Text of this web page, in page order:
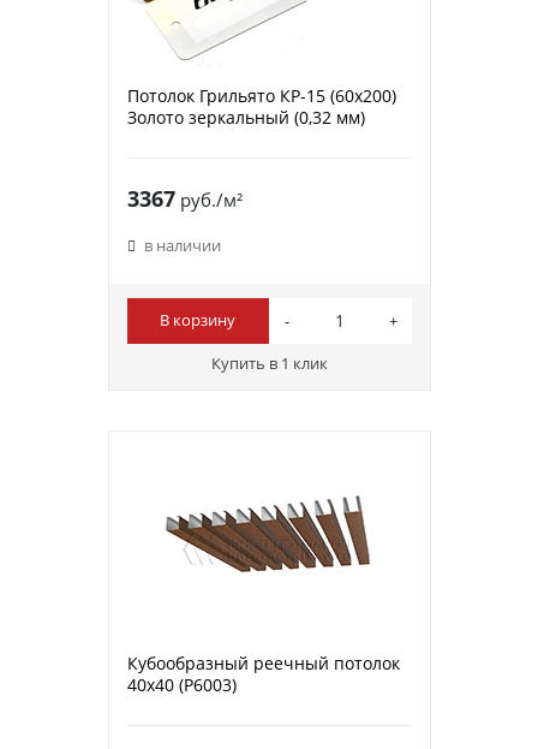
Потолок Грильято КР-15 (60х200)
Золото зеркальный (0,32 мм)
3367руб./м²
в наличии
В корзину
Купить в 1 клик
Кубообразный реечный потолок
40х40 (P6003)